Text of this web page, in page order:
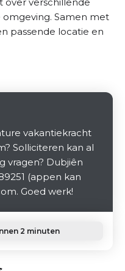
over verschillende
Samen met
passende locatie en
vakantiekracht
Solliciteren kan al
vragen? Dubjiên
(appen kan
Goed werk!
2 minuten